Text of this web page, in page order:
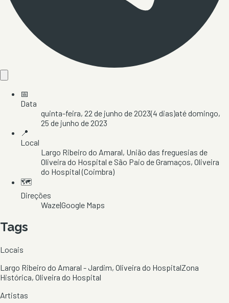
📅
Data
quinta-feira, 22 de junho de 2023(4 dias)atédomingo,
25 de junho de 2023
📍
Local
Largo Ribeiro do Amaral, União das freguesias de
Oliveira do Hospital e São Paio de Gramaços, Oliveira
do Hospital(Coimbra)
🗺️
Direções
Waze|Google Maps
Tags
Locais
Largo Ribeiro do Amaral - Jardim, Oliveira do HospitalZona
Histórica, Oliveira do Hospital
Artistas